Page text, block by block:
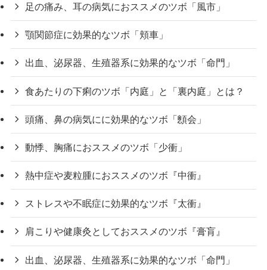
足の痛み、耳の病気におススメのツボ「風市」
顎関節症に効果的なツボ「頬車」
出血、泌尿器、生殖器系に効果的なツボ「命門」
食あたりの下痢のツボ「内庭」と「裏内庭」とは？
頭痛、鼻の病気にに効果的なツボ「顖会」
動悸、胸痛におススメのツボ「少衝」
熱中症や麦粒腫におススメのツボ『中衝』
ストレスや不眠症に効果的なツボ『太衝』
肩こりや健康灸としておススメのツボ『膏肓』
出血、泌尿器、生殖器系に効果的なツボ「命門」